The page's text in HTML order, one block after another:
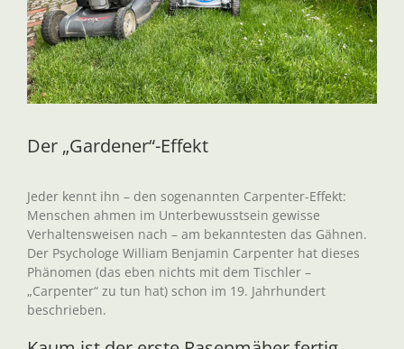
Der „Gardener“-Effekt
Jeder kennt ihn – den sogenannten Carpenter-Effekt:
Menschen ahmen im Unterbewusstsein gewisse
Verhaltensweisen nach – am bekanntesten das Gähnen.
Der Psychologe William Benjamin Carpenter hat dieses
Phänomen (das eben nichts mit dem Tischler –
„Carpenter“ zu tun hat) schon im 19. Jahrhundert
beschrieben.